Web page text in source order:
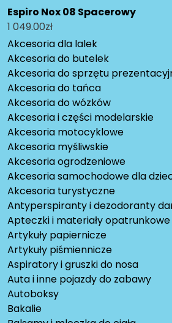
Espiro Nox 08 Spacerowy
1 049.00zł
Akcesoria dla lalek
Akcesoria do butelek
Akcesoria do sprzętu
Akcesoria do tańca
Akcesoria do wózków
Akcesoria i części modelarskie
Akcesoria motocyklowe
Akcesoria myśliwskie
Akcesoria ogrodzeniowe
Akcesoria samochodowe dla
Akcesoria turystyczne
Antyperspiranty i dezodoranty
Apteczki i materiały opatrunkowe
Artykuły papiernicze
Artykuły piśmiennicze
Aspiratory i gruszki do nosa
Auta i inne pojazdy do zabawy
Autoboksy
Bakalie